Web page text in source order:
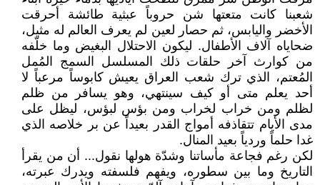
شعبنا كانت متعتها شن حروباً عبثية طائشة أحرقت
الأخضر واليابس، ثم حصار لعين لم يعرف العالم له مثيل،
ضحاياه آلاف الأطفال. ليكون الاحتلال البغيض وما خلّفه
من كوارث آخر حلقات ذلك المسلسل السمج المُمل
المُعتم، الذي ترك شعب العراق يعيش كابوساً مرعباً لا
أحد يعلم متى أو كيف سينتهي، وهو يسافر من ظلم
لظلم ومن خراب لخراب ومن بؤس لبؤس، ليظل على
مدى الأيام تتقاذفه أمواج القدر بعيداً عن بر خلاصه الذي
غدا حلماً وردياً بعيد المنال.
لكن رغم فجاعة مأساتنا وشدّة هولها نقول... أن من يقرأ
التاريخ وما بين سطوره، ويفهم فلسفته ويدرك عبرته،